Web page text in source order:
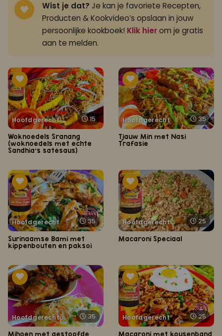
Wist je dat? Je kan je favoriete Recepten,
Producten & Kookvideo’s opslaan in jouw
persoonlijke kookboek! Klik hierom je gratis
aan te melden.
Hoofdgerecht 15
Woknoedels Sranang
(woknoedels met echte
Sandhia's satésaus)
Hoofdgerecht 35
Tjauw Min met Nasi
Trafasie
Hoofdgerecht 35
Surinaamse Bami met
kippenbouten en paksoi
Hoofdgerecht 25
Macaroni Speciaal
Hoofdgerecht 35
Mihoen met gestoofde
Hoofdgerecht 25
Macaroni met kousenband